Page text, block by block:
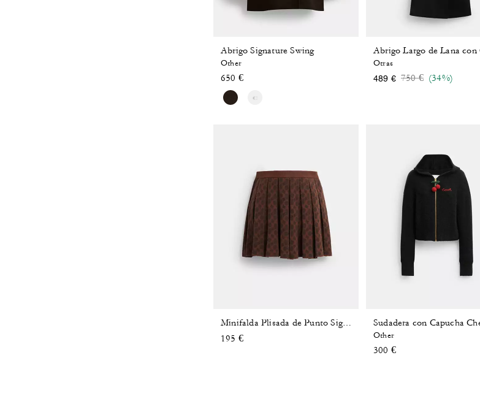
Abrigo Signature Swing
Other
650 €
Otras
489 € Price reduced from
750 €to(34%)
Minifalda Plisada de Punto Signature
195 €
Other
300 €